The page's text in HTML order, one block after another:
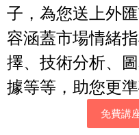
子，為您送上外
容涵蓋市場情緒
擇、技術分析、
據等等，助您更
免費講